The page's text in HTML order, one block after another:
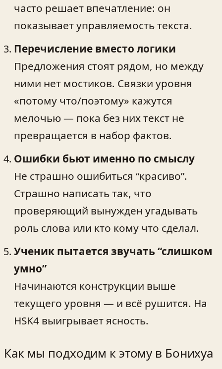
часто решает впечатление: он
показывает управляемость текста.
Перечисление вместо логики
Предложения стоят рядом, но между
ними нет мостиков. Связки уровня
«потому что/поэтому» кажутся
мелочью — пока без них текст не
превращается в набор фактов.
Ошибки бьют именно по смыслу
Не страшно ошибиться “красиво”.
Страшно написать так, что
проверяющий вынужден угадывать
роль слова или кто кому что сделал.
Ученик пытается звучать “слишком
умно”
Начинаются конструкции выше
текущего уровня — и всё рушится. На
HSK4 выигрывает ясность.
Как мы подходим к этому в Бонихуа